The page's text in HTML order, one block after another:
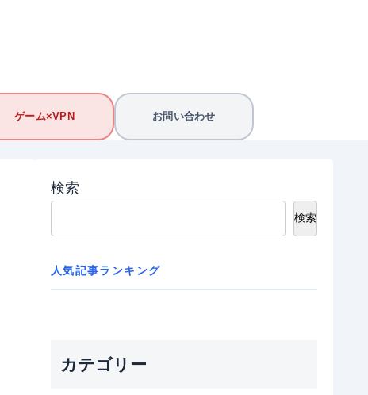
ゲーム×VPN お問い合わせ
検索
検索
人気記事ランキング
カテゴリー